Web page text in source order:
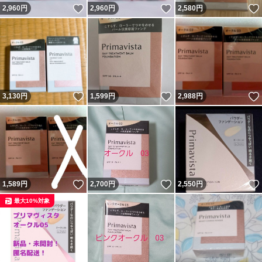
2,960円 いいね！
2,960円 いいね！
2,580円
3,130円 いいね！
1,599円 いいね！
2,988円
1,589円 いいね！
2,700円 いいね！
2,550円
最大10%対象